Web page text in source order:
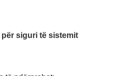
siguri të sistemit